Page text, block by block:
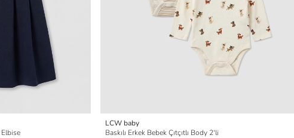
Elbise
LCW baby
Baskılı Erkek Bebek Çıtçıtlı Body 2'li